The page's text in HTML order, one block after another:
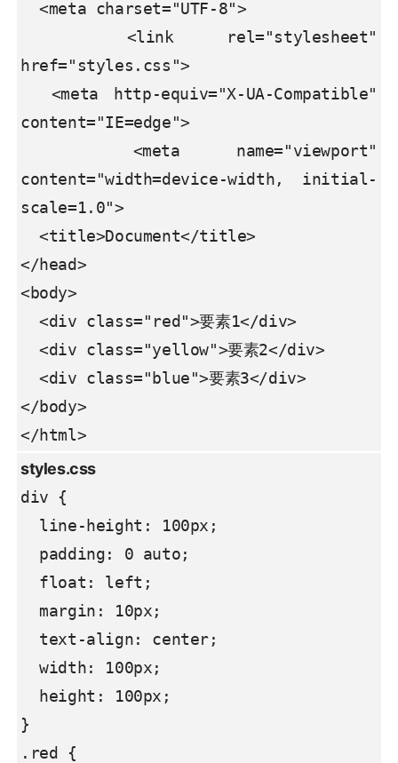
  <meta charset="UTF-8">
href="styles.css">
content="IE=edge">
content="width=device-width, initial-
scale=1.0">
  <title>Document</title>
</head>
<body>
  <div class="red">要素1</div>
  <div class="yellow">要素2</div>
  <div class="blue">要素3</div>
</body>
</html>
div {
  width: 100px;
}
.red {